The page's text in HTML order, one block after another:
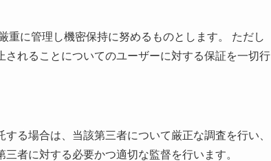
重に管理し機密保持に努めるものとします。 ただし
れることについてのユーザーに対する保証を一切行
る場合は、当該第三者について厳正な調査を行い、
者に対する必要かつ適切な監督を行います。